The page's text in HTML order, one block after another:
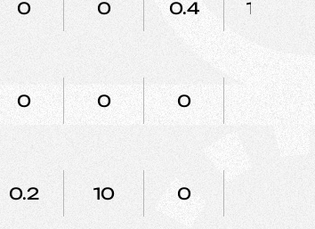
0 0 0.4 100
0 0 0 0
0.2 10 0